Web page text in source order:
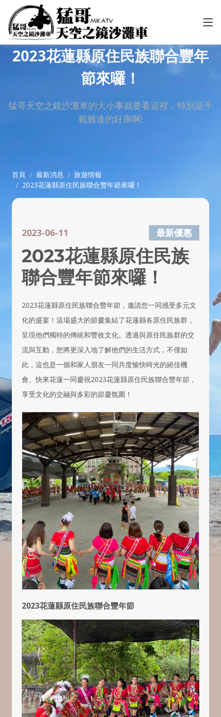
2023花蓮縣原住民族聯合豐年
節來囉！
猛哥天空之鏡沙灘車的大小事就要看這裡，特別是千
載難逢的好康啊!
首頁 最新消息
旅遊情報
2023花蓮縣原住民族聯合豐年節來囉！
2023-06-11 最新優惠
2023花蓮縣原住民族
聯合豐年節來囉！
2023花蓮縣原住民族聯合豐年節，邀請您一同感受多元文
化的盛宴！這場盛大的節慶集結了花蓮縣各原住民族群，
呈現他們獨特的傳統和豐收文化。透過與原住民族群的交
流與互動，您將更深入地了解他們的生活方式，不僅如
此，這也是一個和家人朋友一同共度愉快時光的絕佳機
會。快來花蓮一同慶祝2023花蓮縣原住民族聯合豐年節，
享受文化的交融與多彩的節慶氛圍！
2023花蓮縣原住民族聯合豐年節